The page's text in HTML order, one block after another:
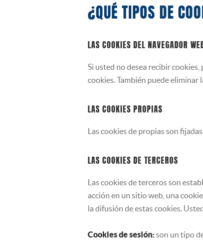
¿QUÉ TIPOS DE
LAS COOKIES DEL NAVEGADOR
Si usted no desea recibir
cookies. También puede eliminar
LAS COOKIES PROPIAS
Las cookies de propias son
LAS COOKIES DE TERCEROS
Las cookies de terceros son
acción en un sitio web, una
la difusión de estas cookies.
Cookies de sesión:son un tipo